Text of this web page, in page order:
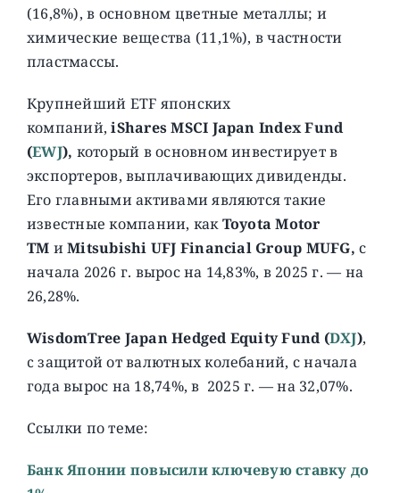
(16,8%), в основном цветные металлы; и
химические вещества (11,1%), в частности
пластмассы.
Крупнейший ETF японских
компаний, iShares MSCI Japan Index Fund
(EWJ), который в основном инвестирует в
экспортеров, выплачивающих дивиденды.
Его главными активами являются такие
известные компании, какToyota Motor
TM иMitsubishi UFJ Financial Group MUFG, с
начала 2026 г. вырос на 14,83%, в 2025 г. — на
26,28%.
WisdomTree Japan Hedged Equity Fund (DXJ),
c защитой от валютных колебаний, с начала
года вырос на 18,74%, в 2025 г. — на 32,07%.
Ссылки по теме:
Банк Японии повысили ключевую ставку до